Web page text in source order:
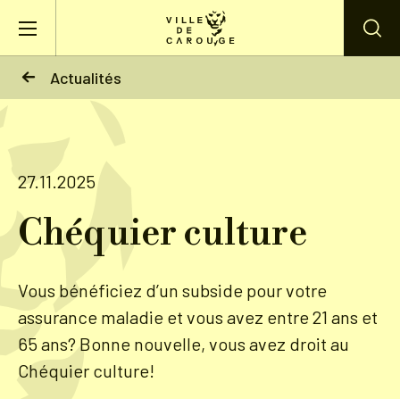
Actualités
Mairie
Vie pratique
Actualités
Agenda
Lieux
27.11.2025
Chéquier culture
Vous bénéficiez d’un subside pour votre
assurance maladie et vous avez entre 21 ans et
65 ans? Bonne nouvelle, vous avez droit au
Chéquier culture!